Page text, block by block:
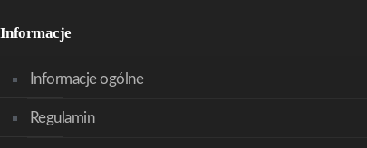
Informacje
Informacje ogólne
Regulamin